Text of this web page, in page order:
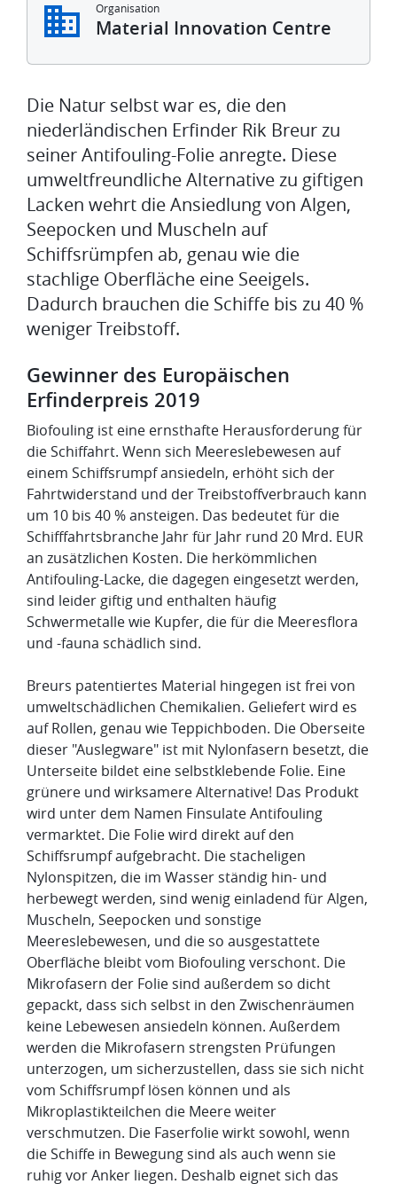
Organisation
Material Innovation Centre
Die Natur selbst war es, die den
niederländischen Erfinder Rik Breur zu
seiner Antifouling-Folie anregte. Diese
umweltfreundliche Alternative zu giftigen
Lacken wehrt die Ansiedlung von Algen,
Seepocken und Muscheln auf
Schiffsrümpfen ab, genau wie die
stachlige Oberfläche eine Seeigels.
Dadurch brauchen die Schiffe bis zu 40 %
weniger Treibstoff.
Gewinner des Europäischen
Erfinderpreis 2019
Biofouling ist eine ernsthafte Herausforderung für
die Schiffahrt. Wenn sich Meereslebewesen auf
einem Schiffsrumpf ansiedeln, erhöht sich der
Fahrtwiderstand und der Treibstoffverbrauch kann
um 10 bis 40 % ansteigen. Das bedeutet für die
Schifffahrtsbranche Jahr für Jahr rund 20 Mrd. EUR
an zusätzlichen Kosten. Die herkömmlichen
Antifouling-Lacke, die dagegen eingesetzt werden,
sind leider giftig und enthalten häufig
Schwermetalle wie Kupfer, die für die Meeresflora
und -fauna schädlich sind.
Breurs patentiertes Material hingegen ist frei von
umweltschädlichen Chemikalien. Geliefert wird es
auf Rollen, genau wie Teppichboden. Die Oberseite
dieser "Auslegware" ist mit Nylonfasern besetzt, die
Unterseite bildet eine selbstklebende Folie. Eine
grünere und wirksamere Alternative! Das Produkt
wird unter dem Namen Finsulate Antifouling
vermarktet. Die Folie wird direkt auf den
Schiffsrumpf aufgebracht. Die stacheligen
Nylonspitzen, die im Wasser ständig hin- und
herbewegt werden, sind wenig einladend für Algen,
Muscheln, Seepocken und sonstige
Meereslebewesen, und die so ausgestattete
Oberfläche bleibt vom Biofouling verschont. Die
Mikrofasern der Folie sind außerdem so dicht
gepackt, dass sich selbst in den Zwischenräumen
keine Lebewesen ansiedeln können. Außerdem
werden die Mikrofasern strengsten Prüfungen
unterzogen, um sicherzustellen, dass sie sich nicht
vom Schiffsrumpf lösen können und als
Mikroplastikteilchen die Meere weiter
verschmutzen. Die Faserfolie wirkt sowohl, wenn
die Schiffe in Bewegung sind als auch wenn sie
ruhig vor Anker liegen. Deshalb eignet sich das